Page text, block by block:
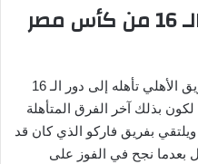
الأهلي يتأهل إلى دور الـ 16 من كأس مصر
وكان هذا الهدف كفيلًا لأن يحسم فريق الأهلي تأهله إلى دور الـ 16
مسابقة كأس مصر 2023-2024، لكون بذلك آخر الفرق المتأهلة
بفريق فاركو الذي كان قد
بعدما نجح في الفوز على